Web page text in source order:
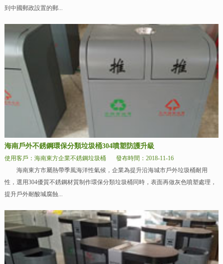
到中國郵政設置的郵...
海南戶外不銹鋼環保分類垃圾桶304噴塑防護升級
使用客戶：海南東方企業不銹鋼垃圾桶
發布時間：2018-11-16
海南東方市屬熱帶季風海洋性氣候，企業為提升沿海城市戶外垃圾桶耐用
性，選用304優質不銹鋼材質制作環保分類垃圾桶同時，表面再做灰色噴塑處理，
提升戶外耐酸堿腐蝕...